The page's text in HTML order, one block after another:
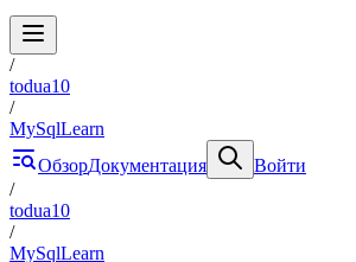
/
todua10
/
MySqlLearn
ОбзорДокументация
Войти
/
todua10
/
MySqlLearn